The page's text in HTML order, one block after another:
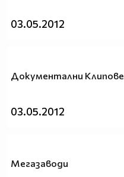
03.05.2012
Документални Клипове
03.05.2012
Мегазаводи